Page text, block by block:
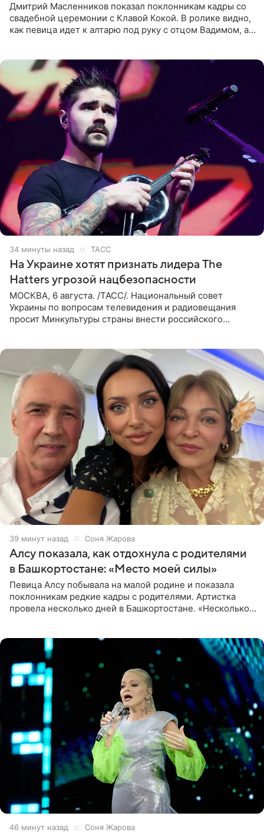
Дмитрий Масленников показал поклонникам кадры со
свадебной церемонии с Клавой Кокой. В ролике видно,
как певица идет к алтарю под руку с отцом Вадимом, а у
34 минуты назад ТАСС
На Украине хотят признать лидера The
Hatters угрозой нацбезопасности
МОСКВА, 6 августа. /ТАСС/. Национальный совет
Украины по вопросам телевидения и радиовещания
просит Минкультуры страны внести российского
39 минут назад Соня Жарова
Алсу показала, как отдохнула с родителями
в Башкортостане: «Место моей силы»
Певица Алсу побывала на малой родине и показала
поклонникам редкие кадры с родителями. Артистка
провела несколько дней в Башкортостане. «Несколько
46 минут назад Соня Жарова